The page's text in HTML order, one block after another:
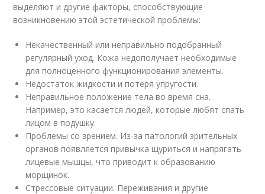
выделяют и другие факторы, способствующие
возникновению этой эстетической проблемы:
Некачественный или неправильно подобранный
регулярный уход. Кожа недополучает необходимые
для полноценного функционирования элементы.
Недостаток жидкости и потеря упругости.
Неправильное положение тела во время сна.
Например, это касается людей, которые любят спать
лицом в подушку.
Проблемы со зрением. Из-за патологий зрительных
органов появляется привычка щуриться и напрягать
лицевые мышцы, что приводит к образованию
морщинок.
Стрессовые ситуации. Переживания и другие